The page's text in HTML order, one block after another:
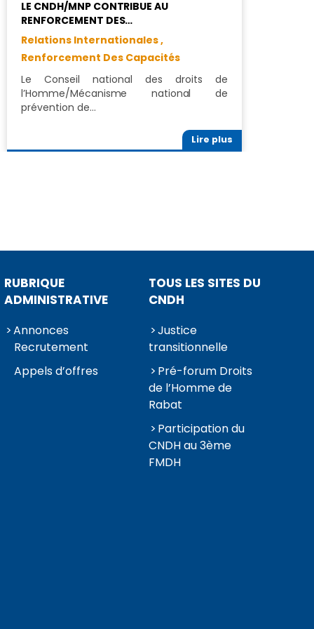
LE CNDH/MNP CONTRIBUE AU
RENFORCEMENT DES…
Relations Internationales ,
Renforcement Des Capacités
Le Conseil national des droits de
l’Homme/Mécanisme national de
prévention de…
Lire plus
RUBRIQUE
ADMINISTRATIVE
Annonces
Recrutement
Appels d’offres
TOUS LES SITES DU
CNDH
Justice
transitionnelle
Pré-forum Droits
de l’Homme de
Rabat
Participation du
CNDH au 3ème
FMDH